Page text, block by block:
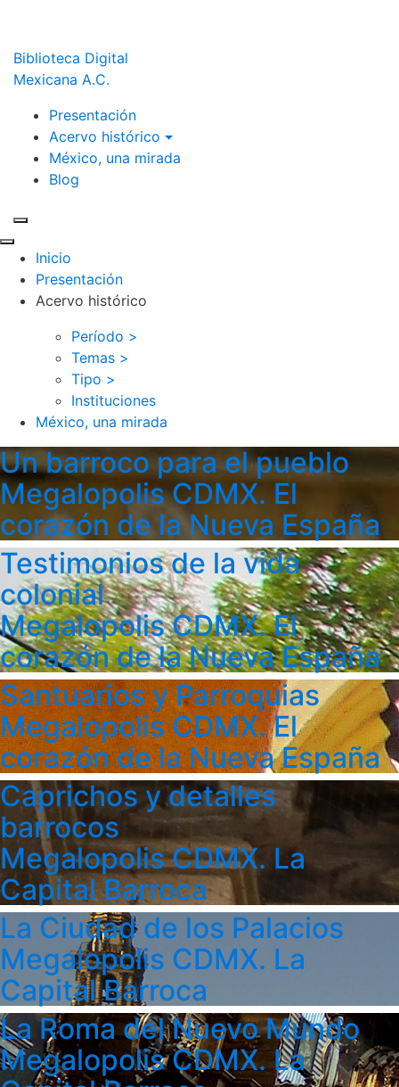
Biblioteca Digital
Mexicana A.C.
Presentación
Acervo histórico
México, una mirada
Blog
Inicio
Presentación
Acervo histórico
Período >
Temas >
Tipo >
Instituciones
México, una mirada
Un barroco para el pueblo
Megalopolis CDMX. El
corazón de la Nueva España
Testimonios de la vida
colonial
Megalopolis CDMX. El
corazón de la Nueva España
Santuarios y Parroquias
Megalopolis CDMX. El
corazón de la Nueva España
Caprichos y detalles
barrocos
Megalopolis CDMX. La
Capital Barroca
La Ciudad de los Palacios
Megalopolis CDMX. La
Capital Barroca
La Roma del Nuevo Mundo
Megalopolis CDMX. La